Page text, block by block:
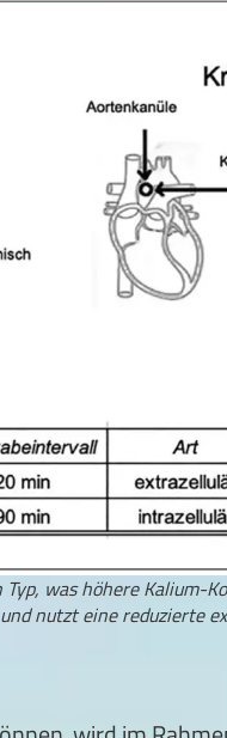
was höhere Kalium-
nutzt eine reduzierte